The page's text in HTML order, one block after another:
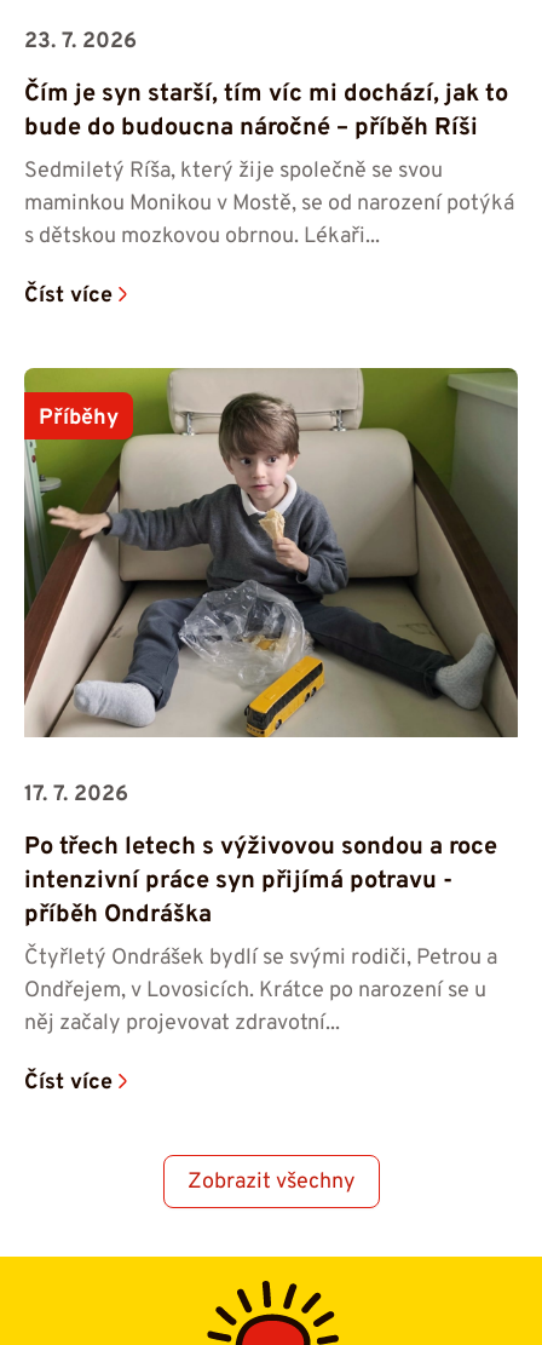
23. 7. 2026
Čím je syn starší, tím víc mi dochází, jak to
bude do budoucna náročné – příběh Ríši
Sedmiletý Ríša, který žije společně se svou
maminkou Monikou v Mostě, se od narození potýká
s dětskou mozkovou obrnou. Lékaři...
Číst více
Příběhy
17. 7. 2026
Po třech letech s výživovou sondou a roce
intenzivní práce syn přijímá potravu -⁠⁠⁠⁠⁠⁠
příběh Ondráška
Čtyřletý Ondrášek bydlí se svými rodiči, Petrou a
Ondřejem, v Lovosicích. Krátce po narození se u
něj začaly projevovat zdravotní...
Číst více
Zobrazit všechny